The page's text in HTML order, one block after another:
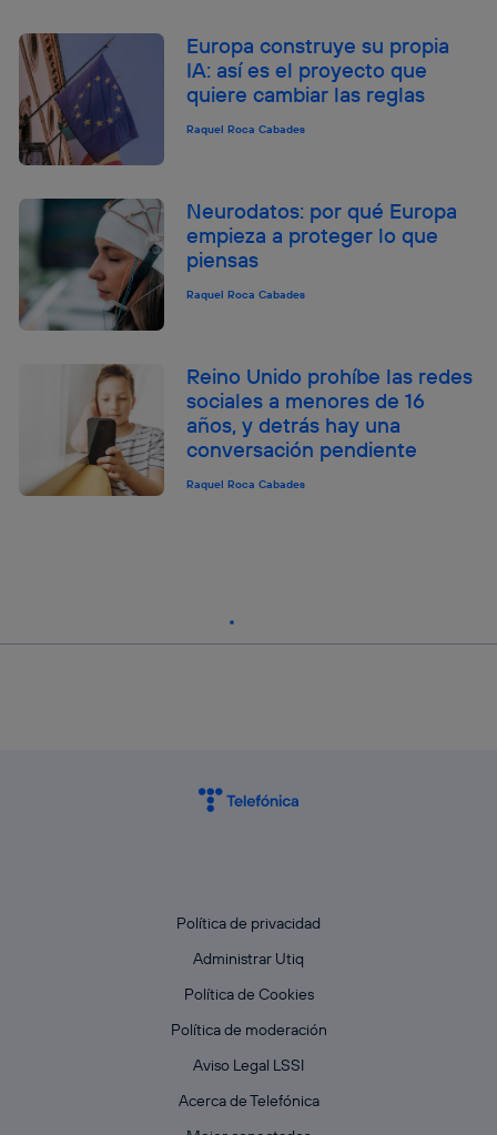
Europa construye su propia
IA: así es el proyecto que
quiere cambiar las reglas
Raquel Roca Cabades
Neurodatos: por qué Europa
empieza a proteger lo que
piensas
Raquel Roca Cabades
Reino Unido prohíbe las redes
sociales a menores de 16
años, y detrás hay una
conversación pendiente
Raquel Roca Cabades
Política de privacidad
Administrar Utiq
Política de Cookies
Política de moderación
Aviso Legal LSSI
Acerca de Telefónica